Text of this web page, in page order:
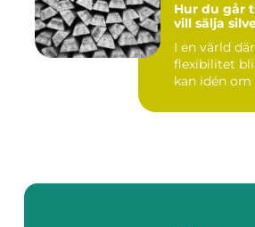
Hur du går
vill sälja
I en värld
flexibilitet
kan idén om